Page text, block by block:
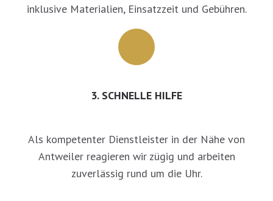
inklusive Materialien, Einsatzzeit und Gebühren.
3. SCHNELLE HILFE
Als kompetenter Dienstleister in der Nähe von
Antweiler reagieren wir zügig und arbeiten
zuverlässig rund um die Uhr.